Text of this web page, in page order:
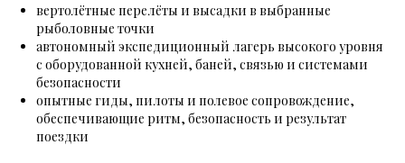
вертолётные перелёты и высадки в выбранные
рыболовные точки
автономный экспедиционный лагерь высокого уровня
с оборудованной кухней, баней, связью и системами
безопасности
опытные гиды, пилоты и полевое сопровождение,
обеспечивающие ритм, безопасность и результат
поездки